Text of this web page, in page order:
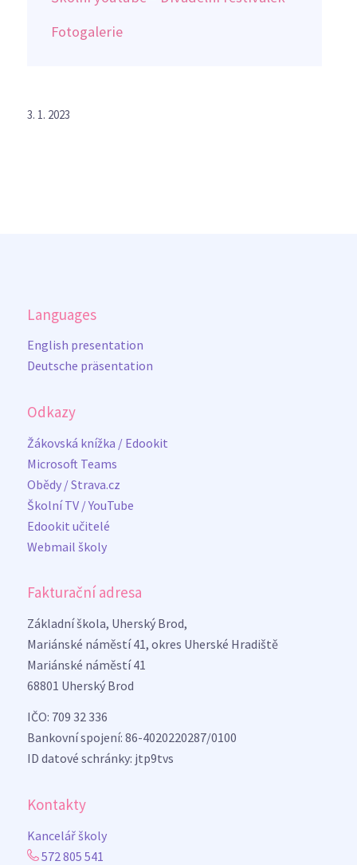
Fotogalerie
3. 1. 2023
Languages
English presentation
Deutsche präsentation
Odkazy
Žákovská knížka / Edookit
Microsoft Teams
Obědy / Strava.cz
Školní TV / YouTube
Edookit učitelé
Webmail školy
Fakturační adresa
Základní škola, Uherský Brod,
Mariánské náměstí 41, okres Uherské Hradiště
Mariánské náměstí 41
68801 Uherský Brod
IČO: 709 32 336
Bankovní spojení: 86-4020220287/0100
ID datové schránky: jtp9tvs
Kontakty
Kancelář školy
572 805 541